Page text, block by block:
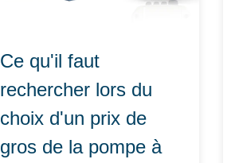
Ce qu'il faut
rechercher lors du
choix d'un prix de
gros de la pompe à